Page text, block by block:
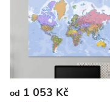
od 1 053 Kč